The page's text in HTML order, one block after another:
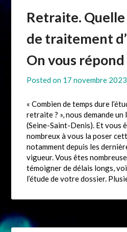
Retraite.
de traitement
On vous répond
Posted on 17 novembre 2023
« Combien de temps dure
retraite ? », nous demande
(Seine-Saint-Denis). Et vous
nombreux à vous la poser
notamment depuis les
vigueur. Vous êtes
témoigner de délais longs,
l’étude de votre dossier.